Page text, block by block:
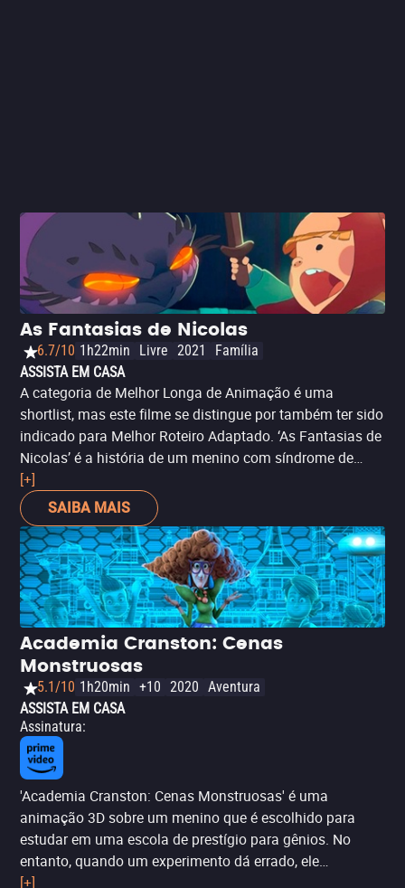
As Fantasias de Nicolas
6.7/10 1h22min Livre 2021
Família
ASSISTA EM CASA
A categoria de Melhor Longa de Animação é uma
shortlist, mas este filme se distingue por também ter sido
indicado para Melhor Roteiro Adaptado. ‘As Fantasias de
Nicolas’ é a história de um menino com síndrome de
Down que, quando sua mãe morrer, deve ir morar com
seus avós e seu primo. Com um baú cheio de fantasias
mágicas que sua mãe fez para ele, eles vivem muitas
aventuras juntos.
[+]
SAIBA MAIS
Academia Cranston: Cenas
Monstruosas
5.1/10 1h20min +10 2020 Aventura
ASSISTA EM CASA
Assinatura:
'Academia Cranston: Cenas Monstruosas' é uma
animação 3D sobre um menino que é escolhido para
estudar em uma escola de prestígio para gênios. No
entanto, quando um experimento dá errado, ele
acidentalmente abre um portal para uma dimensão de
[+]